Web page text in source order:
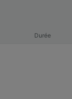
Durée